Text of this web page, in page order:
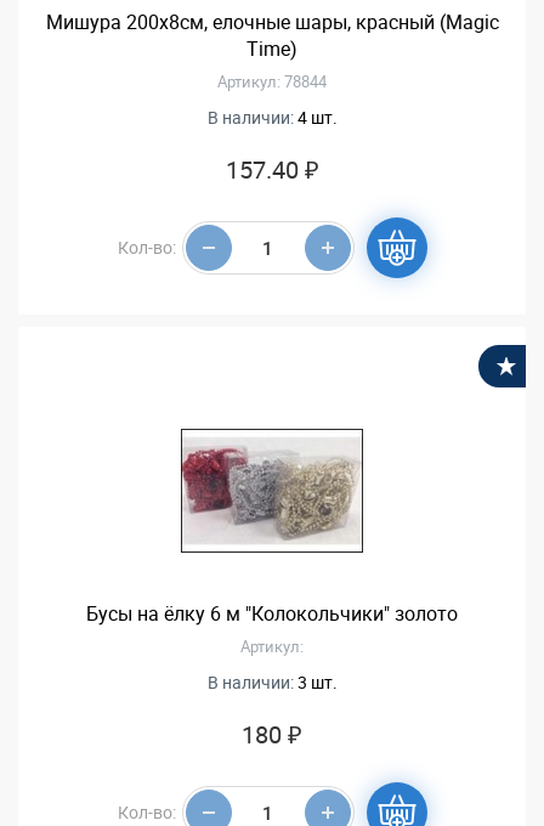
Мишура 200х8см, елочные шары, красный (Magic
Time)
Артикул: 78844
В наличии:4 шт.
157.40 ₽
Кол-во:
Бусы на ёлку 6 м "Колокольчики" золото
Артикул:
В наличии:3 шт.
180 ₽
Кол-во: